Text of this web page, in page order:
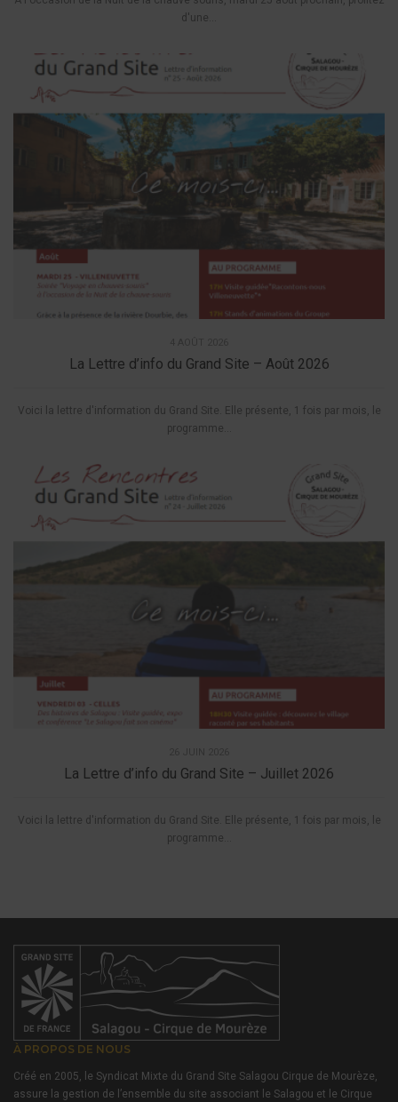
d'une...
La Lettre d’info du Grand Site – Août 2026
Voici la lettre d'information du Grand Site. Elle présente, 1 fois par mois, le
programme...
La Lettre d’info du Grand Site – Juillet 2026
Voici la lettre d'information du Grand Site. Elle présente, 1 fois par mois, le
programme...
À PROPOS DE NOUS
Créé en 2005, le Syndicat Mixte du Grand Site Salagou Cirque de Mourèze,
assure la gestion de l’ensemble du site associant le Salagou et le Cirque